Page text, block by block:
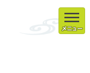
メニュー